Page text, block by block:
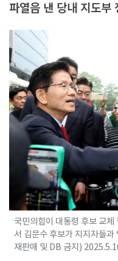
파열음 낸 당내 지도부
국민의힘이 대통령 후보 교체
서 김문수 후보가 지지자들
재판매 및 DB 금지)